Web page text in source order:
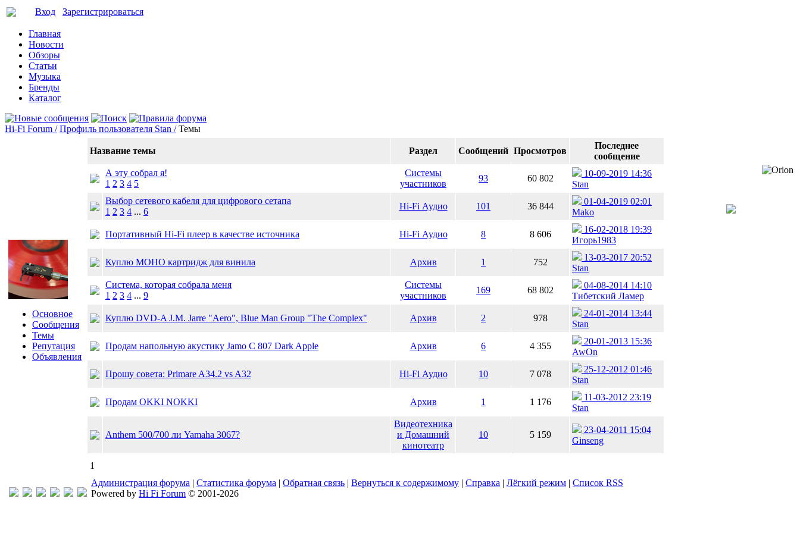
Вход Зарегистрироваться
Главная
Новости
Обзоры
Статьи
Музыка
Бренды
Каталог
Hi-Fi Forum / Профиль пользователя Stan / Темы
Основное
Сообщения
Темы
Репутация
Объявления
Название темы Раздел Сообщений Просмотров
Последнее
сообщение
А эту собрал я!
1 2 3 4 5
Системы
участников
93 60 802
10-09-2019 14:36
Stan
Выбор сетевого кабеля для цифрового сетапа
1 2 3 4 ... 6
Hi-Fi Аудио 101 36 844
01-04-2019 02:01
Mako
Портативный Hi-Fi плеер в качестве источника Hi-Fi Аудио 8 8 606
16-02-2018 19:39
Игорь1983
Куплю МОНО картридж для винила Архив 1 752
13-03-2017 20:52
Stan
Система, которая собрала меня
1 2 3 4 ... 9
Системы
участников
169 68 802
04-08-2014 14:10
Тибетский Ламер
Куплю DVD-A J.M. Jarre "Aero", Blue Man Group "The Complex" Архив 2 978
24-01-2014 13:44
Stan
Продам напольную акустику Jamo C 807 Dark Apple Архив 6 4 355
20-01-2013 15:36
AwOn
Прошу совета: Primare A34.2 vs A32 Hi-Fi Аудио 10 7 078
25-12-2012 01:46
Stan
Продам OKKI NOKKI Архив 1 1 176
11-03-2012 23:19
Stan
Anthem 500/700 ли Yamaha 3067?
Видеотехника
и Домашний
кинотеатр
10 5 159
23-04-2011 15:04
Ginseng
1
Администрация форума | Статистика форума | Обратная связь | Вернуться к содержимому | Справка | Лёгкий режим | Список RSS
Powered by Hi Fi Forum © 2001-2026